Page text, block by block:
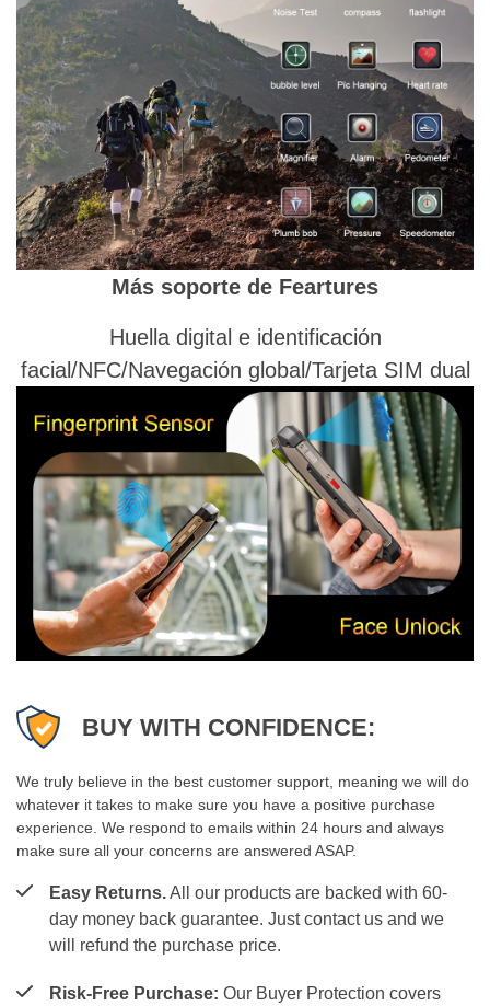
Más soporte de Feartures
Huella digital e identificación
facial/NFC/Navegación global/Tarjeta SIM dual
BUY WITH CONFIDENCE:
We truly believe in the best customer support, meaning we will do
whatever it takes to make sure you have a positive purchase
experience. We respond to emails within 24 hours and always
make sure all your concerns are answered ASAP.
Easy Returns.All our products are backed with 60-
day money back guarantee. Just contact us and we
will refund the purchase price.
Risk-Free Purchase: Our Buyer Protection covers